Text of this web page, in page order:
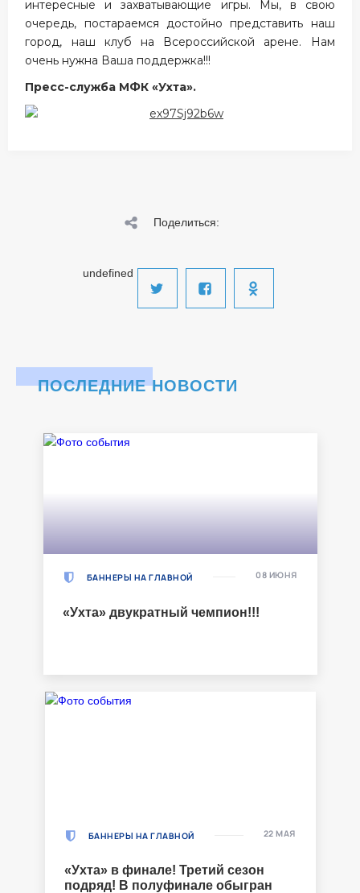
интересные и захватывающие игры. Мы, в свою
очередь, постараемся достойно представить наш
город, наш клуб на Всероссийской арене. Нам
очень нужна Ваша поддержка!!!
Пресс-служба МФК «Ухта».
Поделиться:
undefined
ПОСЛЕДНИЕ НОВОСТИ
БАННЕРЫ НА ГЛАВНОЙ
«Ухта» двукратный чемпион!!!
08 ИЮНЯ
БАННЕРЫ НА ГЛАВНОЙ
«Ухта» в финале! Третий сезон
подряд! В полуфинале обыгран
22 МАЯ